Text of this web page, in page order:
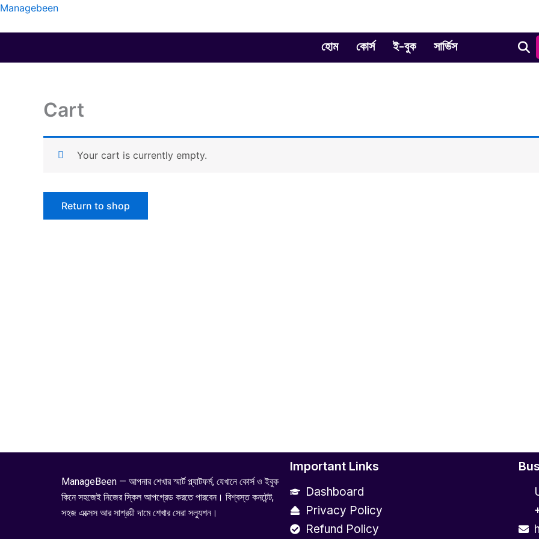
Skip
Managebeen
হোম কোর্স ই-বুক সার্ভিস
Cart
Your cart is currently empty.
Return to shop
ManageBeen — আপনার শেখার স্মার্ট প্ল্যাটফর্ম, যেখানে কোর্স ও ইবুক
কিনে সহজেই নিজের স্কিল আপগ্রেড করতে পারবেন। বিশ্বস্ত কনটেন্ট,
সহজ এক্সেস আর সাশ্রয়ী দামে শেখার সেরা সল্যুশন।
Important Links
Dashboard
Privacy Policy
Refund Policy